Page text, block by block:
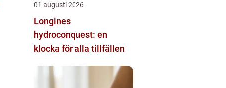
01 augusti 2026
Longines
hydroconquest: en
klocka för alla tillfällen